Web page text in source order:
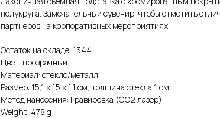
полукруга. Замечательный сувенир, чтобы отметить
партнеров на корпоративных мероприятиях.
Остаток на складе: 1344
Цвет: прозрачный
Материал: стекло/металл
Размер: 15,1 х 15 х 1,1 см, толщина стекла 1 см
Метод нанесения: Гравировка (CO2 лазер)
Weight: 478 g